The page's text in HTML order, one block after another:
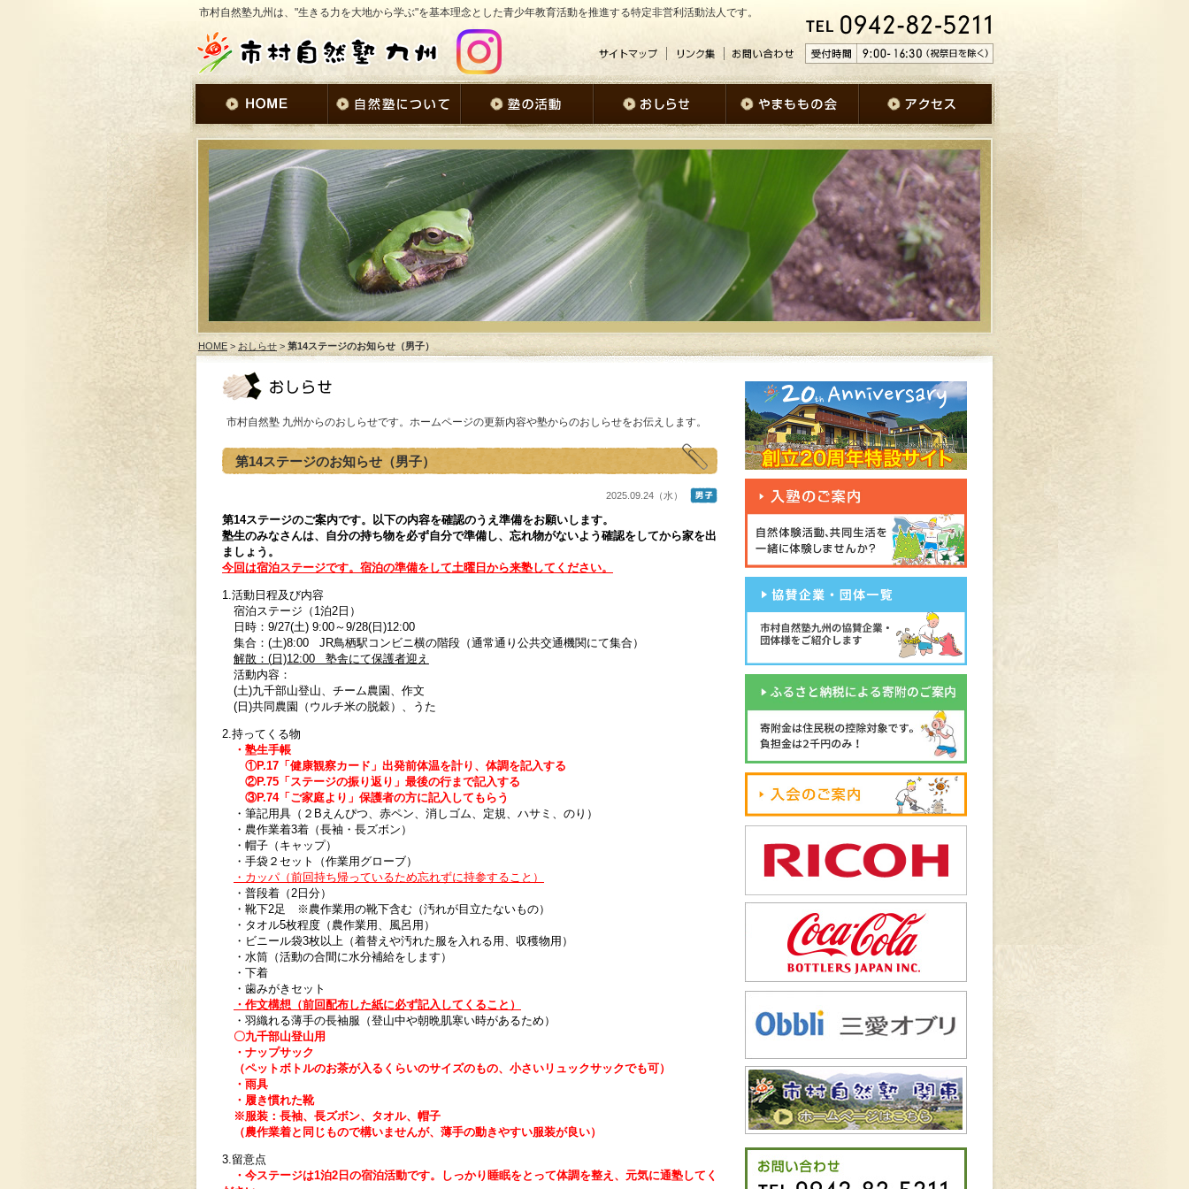
市村自然塾九州は、"生きる力を大地から学ぶ"を基本理念とした青少年教育活動を推進する特定非営利活動法人です。
HOME > おしらせ > 第14ステージのお知らせ（男子）
市村自然塾 九州からのおしらせです。ホームページの更新内容や塾からのおしらせをお伝えします。
第14ステージのお知らせ（男子）
2025.09.24（水）
第14ステージのご案内です。以下の内容を確認のうえ準備をお願いします。
塾生のみなさんは、自分の持ち物を必ず自分で準備し、忘れ物がないよう確認をしてから家を出
ましょう。
今回は宿泊ステージです。宿泊の準備をして土曜日から来塾してください。
1.活動日程及び内容
宿泊ステージ（1泊2日）
日時：9/27(土) 9:00～9/28(日)12:00
集合：(土)8:00 JR鳥栖駅コンビニ横の階段（通常通り公共交通機関にて集合）
解散：( 日)12:00 塾舎にて保護者迎え
活動内容：
(土)九千部山登山、チーム農園、作文
(日)共同農園（ウルチ米の脱穀）、うた
2.持ってくる物
・塾生手帳
①P.17「健康観察カード」出発前体温を計り、体調を記入する
②P.75「ステージの振り返り」最後の行まで記入する
③P.74「ご家庭より 」保護者の方に記入してもらう
・筆記用具（２Bえんぴつ、赤ペン、消しゴム、定規、ハサミ、のり）
・農作業着3着（長袖・長ズボン）
・帽子（キャップ）
・手袋２セット（作業用グローブ）
・カッパ（前回持ち帰っているため忘れずに持参すること）
・普段着（2日分）
・靴下2足 ※農作業用の靴下含む（汚れが目立たないもの）
・タオル5枚程度（農作業用、風呂用）
・ビニール袋3枚以上（着替えや汚れた服を入れる用、収穫物用）
・水筒（活動の合間に水分補給をします）
・下着
・歯みがきセット
・作文構想（前回配布した紙に必ず記入してくること）
・羽織れる薄手の長袖服（登山中や朝晩肌寒い時があるため）
〇九千部山登山用
・ナップサック
（ペットボトルのお茶が入るくらいのサイズのもの、小さいリュックサックでも可）
・雨具
・履き慣れた靴
※服装：長袖、長ズボン、タオル、帽子
（農作業着と同じもので構いませんが、薄手の動きやすい服装が良い）
3.留意点
・今ステージは1泊2日の宿泊活動です。しっかり睡眠をとって体調を整え、元気に通塾してく